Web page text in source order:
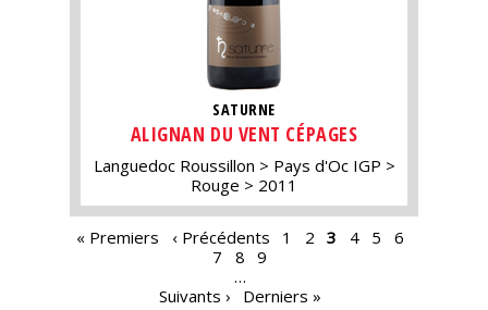
SATURNE
ALIGNAN DU VENT CÉPAGES
Languedoc Roussillon
Pays d'Oc IGP
Rouge
2011
PAGES
« Premiers ‹ Précédents 1 2 3 4 5
6
7
8
9
…
Suivants ›
Derniers »